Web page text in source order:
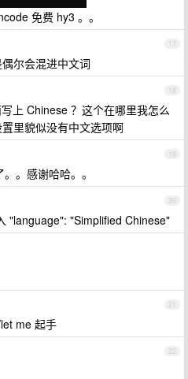
免费 hy3 。。
17
尔会混进中文词
18
上 Chinese ？这个在哪里我怎么
里貌似没有中文选项啊
19
。感谢哈哈。。
20
"language": "Simplified Chinese"
21
me 起手
22